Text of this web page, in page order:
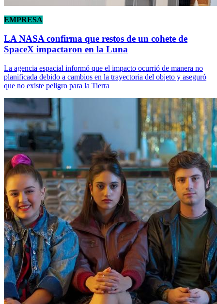
EMPRESA
LA NASA confirma que restos de un cohete de
SpaceX impactaron en la Luna
La agencia espacial informó que el impacto ocurrió de manera no
planificada debido a cambios en la trayectoria del objeto y aseguró
que no existe peligro para la Tierra